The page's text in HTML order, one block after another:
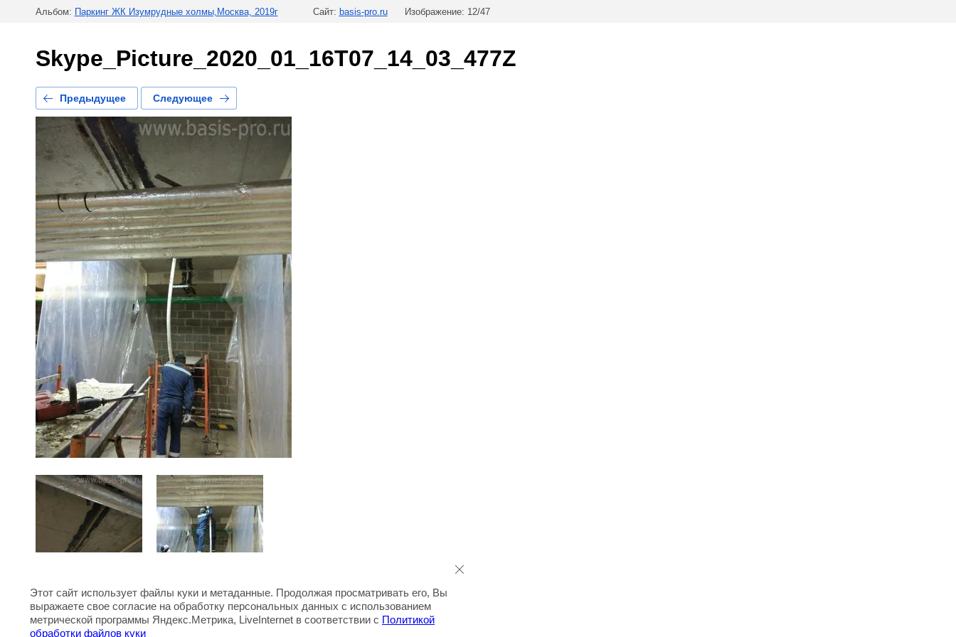
Альбом: Паркинг ЖК Изумрудные холмы,Москва, 2019г Сайт: basis-pro.ru Изображение: 12/47
Skype_Picture_2020_01_16T07_14_03_477Z
Предыдущее Следующее
Предыдущее Следующее
Этот сайт использует файлы куки и метаданные. Продолжая просматривать его, Вы
выражаете свое согласие на обработку персональных данных с использованием
метрической программы Яндекс.Метрика, LiveInternet в соответствии с Политикой
обработки файлов куки